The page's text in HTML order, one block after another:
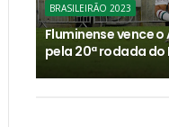
BRASILEIRÃO 2023
Fluminense vence
pela 20ª rodada